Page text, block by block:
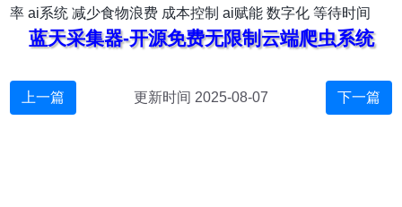
率 ai系统 减少食物浪费 成本控制 ai赋能 数字化 等待时间
蓝天采集器-开源免费无限制云端爬虫系统
上一篇 更新时间 2025-08-07 下一篇